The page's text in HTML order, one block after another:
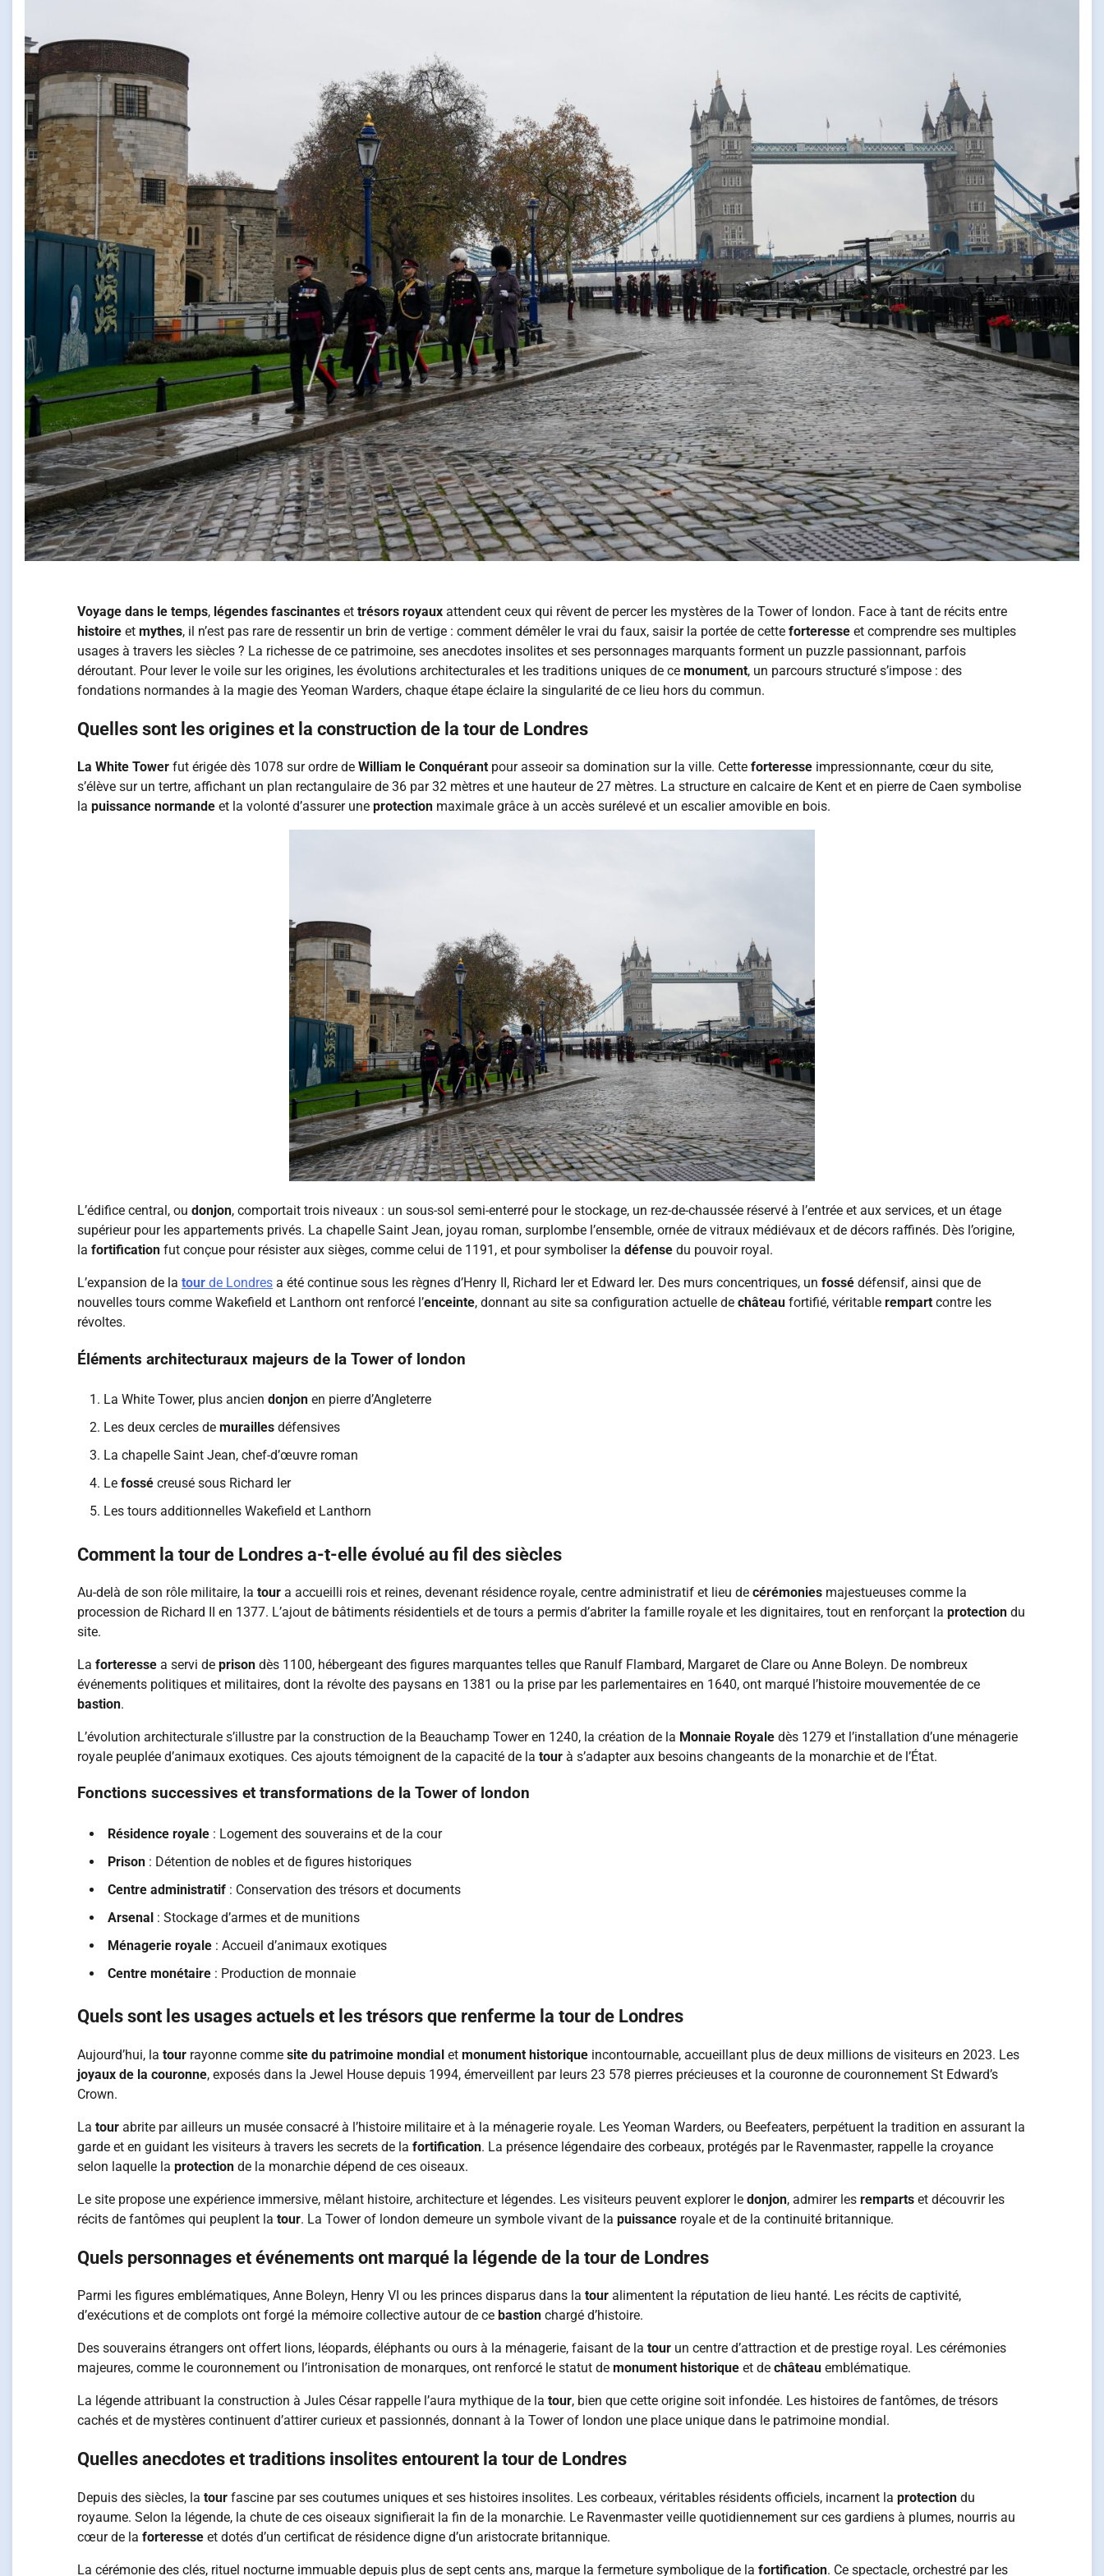
Voyage dans le temps, légendes fascinantes ettrésors royaux attendent ceux qui rêvent de percer les mystères de la Tower of london. Face à tant de récits entre
histoire etmythes, il n’est pas rare de ressentir un brin de vertige : comment démêler le vrai du faux, saisir la portée de cetteforteresse et comprendre ses multiples
usages à travers les siècles ? La richesse de ce patrimoine, ses anecdotes insolites et ses personnages marquants forment un puzzle passionnant, parfois
déroutant. Pour lever le voile sur les origines, les évolutions architecturales et les traditions uniques de cemonument, un parcours structuré s’impose : des
fondations normandes à la magie des Yeoman Warders, chaque étape éclaire la singularité de ce lieu hors du commun.
Quelles sont les origines et la construction de la tour de Londres
La White Tower fut érigée dès 1078 sur ordre deWilliam le Conquérant pour asseoir sa domination sur la ville. Cetteforteresse impressionnante, cœur du site,
s’élève sur un tertre, affichant un plan rectangulaire de 36 par 32 mètres et une hauteur de 27 mètres. La structure en calcaire de Kent et en pierre de Caen symbolise
lapuissance normande et la volonté d’assurer uneprotection maximale grâce à un accès surélevé et un escalier amovible en bois.
L’édifice central, oudonjon, comportait trois niveaux : un sous-sol semi-enterré pour le stockage, un rez-de-chaussée réservé à l’entrée et aux services, et un étage
supérieur pour les appartements privés. La chapelle Saint Jean, joyau roman, surplombe l’ensemble, ornée de vitraux médiévaux et de décors raffinés. Dès l’origine,
lafortification fut conçue pour résister aux sièges, comme celui de 1191, et pour symboliser ladéfense du pouvoir royal.
L’expansion de latour de Londres a été continue sous les règnes d’Henry II, Richard Ier et Edward Ier. Des murs concentriques, unfossé défensif, ainsi que de
nouvelles tours comme Wakefield et Lanthorn ont renforcé l’enceinte, donnant au site sa configuration actuelle dechâteau fortifié, véritablerempart contre les
révoltes.
Éléments architecturaux majeurs de la Tower of london
La White Tower, plus anciendonjon en pierre d’Angleterre
Les deux cercles demurailles défensives
La chapelle Saint Jean, chef-d’œuvre roman
Lefossé creusé sous Richard Ier
Les tours additionnelles Wakefield et Lanthorn
Comment la tour de Londres a-t-elle évolué au fil des siècles
Au-delà de son rôle militaire, latour a accueilli rois et reines, devenant résidence royale, centre administratif et lieu decérémonies majestueuses comme la
procession de Richard II en 1377. L’ajout de bâtiments résidentiels et de tours a permis d’abriter la famille royale et les dignitaires, tout en renforçant laprotection du
site.
Laforteresse a servi deprison dès 1100, hébergeant des figures marquantes telles que Ranulf Flambard, Margaret de Clare ou Anne Boleyn. De nombreux
événements politiques et militaires, dont la révolte des paysans en 1381 ou la prise par les parlementaires en 1640, ont marqué l’histoire mouvementée de ce
bastion.
L’évolution architecturale s’illustre par la construction de la Beauchamp Tower en 1240, la création de la Monnaie Royale dès 1279 et l’installation d’une ménagerie
royale peuplée d’animaux exotiques. Ces ajouts témoignent de la capacité de latour à s’adapter aux besoins changeants de la monarchie et de l’État.
Fonctions successives et transformations de la Tower of london
Résidence royale : Logement des souverains et de la cour
Prison : Détention de nobles et de figures historiques
Centre administratif : Conservation des trésors et documents
Arsenal : Stockage d’armes et de munitions
Ménagerie royale : Accueil d’animaux exotiques
Centre monétaire : Production de monnaie
Quels sont les usages actuels et les trésors que renferme la tour de Londres
Aujourd’hui, latour rayonne commesite du patrimoine mondial etmonument historique incontournable, accueillant plus de deux millions de visiteurs en 2023. Les
joyaux de la couronne, exposés dans la Jewel House depuis 1994, émerveillent par leurs 23 578 pierres précieuses et la couronne de couronnement St Edward’s
Crown.
Latour abrite par ailleurs un musée consacré à l’histoire militaire et à la ménagerie royale. Les Yeoman Warders, ou Beefeaters, perpétuent la tradition en assurant la
garde et en guidant les visiteurs à travers les secrets de lafortification. La présence légendaire des corbeaux, protégés par le Ravenmaster, rappelle la croyance
selon laquelle laprotection de la monarchie dépend de ces oiseaux.
Le site propose une expérience immersive, mêlant histoire, architecture et légendes. Les visiteurs peuvent explorer ledonjon, admirer lesremparts et découvrir les
récits de fantômes qui peuplent latour. La Tower of london demeure un symbole vivant de lapuissance royale et de la continuité britannique.
Quels personnages et événements ont marqué la légende de la tour de Londres
Parmi les figures emblématiques, Anne Boleyn, Henry VI ou les princes disparus dans latour alimentent la réputation de lieu hanté. Les récits de captivité,
d’exécutions et de complots ont forgé la mémoire collective autour de ce bastion chargé d’histoire.
Des souverains étrangers ont offert lions, léopards, éléphants ou ours à la ménagerie, faisant de latour un centre d’attraction et de prestige royal. Les cérémonies
majeures, comme le couronnement ou l’intronisation de monarques, ont renforcé le statut demonument historique et dechâteau emblématique.
La légende attribuant la construction à Jules César rappelle l’aura mythique de latour, bien que cette origine soit infondée. Les histoires de fantômes, de trésors
cachés et de mystères continuent d’attirer curieux et passionnés, donnant à la Tower of london une place unique dans le patrimoine mondial.
Quelles anecdotes et traditions insolites entourent la tour de Londres
Depuis des siècles, latour fascine par ses coutumes uniques et ses histoires insolites. Les corbeaux, véritables résidents officiels, incarnent laprotection du
royaume. Selon la légende, la chute de ces oiseaux signifierait la fin de la monarchie. Le Ravenmaster veille quotidiennement sur ces gardiens à plumes, nourris au
cœur de laforteresse et dotés d’un certificat de résidence digne d’un aristocrate britannique.
La cérémonie des clés, rituel nocturne immuable depuis plus de sept cents ans, marque la fermeture symbolique de lafortification. Ce spectacle, orchestré par les